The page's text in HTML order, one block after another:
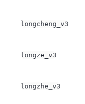
longcheng_v3
longze_v3
longzhe_v3